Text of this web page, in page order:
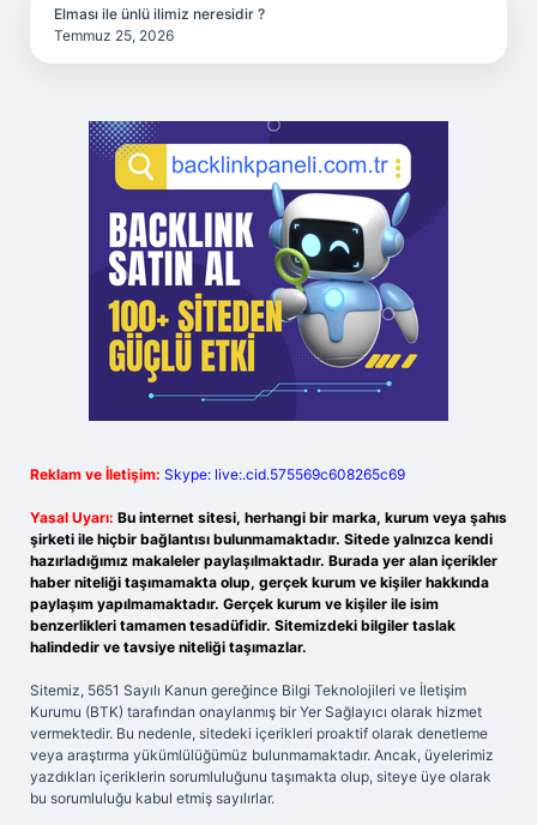
Elması ile ünlü ilimiz neresidir ?
Temmuz 25, 2026
Reklam ve İletişim: Skype: live:.cid.575569c608265c69
Yasal Uyarı: Bu internet sitesi, herhangi bir marka, kurum veya şahıs
şirketi ile hiçbir bağlantısı bulunmamaktadır. Sitede yalnızca kendi
hazırladığımız makaleler paylaşılmaktadır. Burada yer alan içerikler
haber niteliği taşımamakta olup, gerçek kurum ve kişiler hakkında
paylaşım yapılmamaktadır. Gerçek kurum ve kişiler ile isim
benzerlikleri tamamen tesadüfidir. Sitemizdeki bilgiler taslak
halindedir ve tavsiye niteliği taşımazlar.
Sitemiz, 5651 Sayılı Kanun gereğince Bilgi Teknolojileri ve İletişim
Kurumu (BTK) tarafından onaylanmış bir Yer Sağlayıcı olarak hizmet
vermektedir. Bu nedenle, sitedeki içerikleri proaktif olarak denetleme
veya araştırma yükümlülüğümüz bulunmamaktadır. Ancak, üyelerimiz
yazdıkları içeriklerin sorumluluğunu taşımakta olup, siteye üye olarak
bu sorumluluğu kabul etmiş sayılırlar.